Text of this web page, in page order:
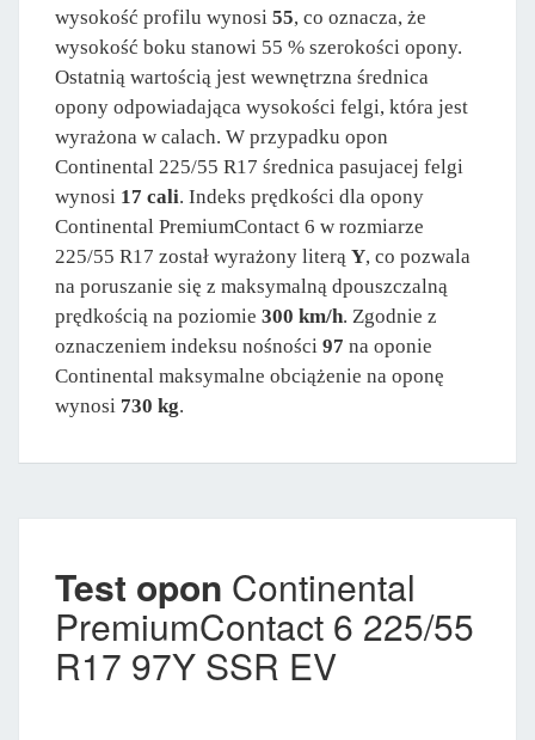
wysokość profilu wynosi 55, co oznacza, że
wysokość boku stanowi 55 % szerokości opony.
Ostatnią wartością jest wewnętrzna średnica
opony odpowiadająca wysokości felgi, która jest
wyrażona w calach. W przypadku opon
Continental 225/55 R17 średnica pasujacej felgi
wynosi 17 cali. Indeks prędkości dla opony
Continental PremiumContact 6 w rozmiarze
225/55 R17 został wyrażony literą Y, co pozwala
na poruszanie się z maksymalną dpouszczalną
prędkością na poziomie 300 km/h. Zgodnie z
oznaczeniem indeksu nośności 97 na oponie
Continental maksymalne obciążenie na oponę
wynosi 730 kg.
Test opon Continental
PremiumContact 6 225/55
R17 97Y SSR EV